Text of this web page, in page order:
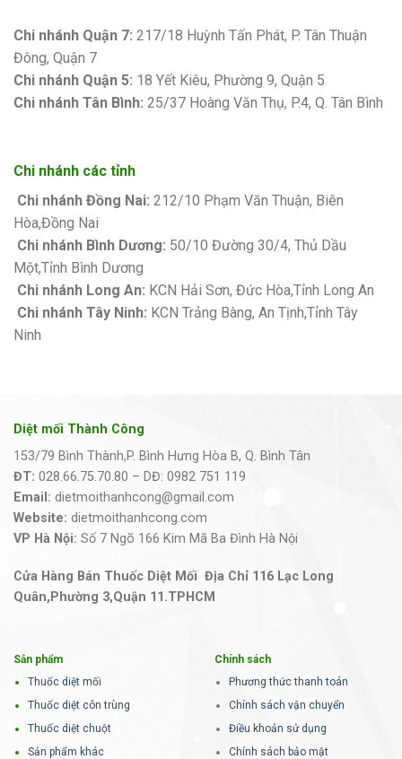
Chi nhánh Quận 7: 217/18 Huỳnh Tấn Phát, P. Tân Thuận
Đông, Quận 7
Chi nhánh Quận 5: 18 Yết Kiêu, Phường 9, Quận 5
Chi nhánh Tân Bình: 25/37 Hoàng Văn Thụ, P.4, Q. Tân Bình
Chi nhánh các tỉnh
Chi nhánh Đồng Nai: 212/10 Phạm Văn Thuận, Biên
Hòa,Đồng Nai
Chi nhánh Bình Dương: 50/10 Đường 30/4, Thủ Dầu
Một,Tỉnh Bình Dương
Chi nhánh Long An: KCN Hải Sơn, Đức Hòa,Tỉnh Long An
Chi nhánh Tây Ninh: KCN Trảng Bàng, An Tịnh,Tỉnh Tây
Ninh
Diệt mối Thành Công
153/79 Bình Thành,P. Bình Hưng Hòa B, Q. Bình Tân
ĐT: 028.66.75.70.80 – DĐ: 0982 751 119
Email: dietmoithanhcong@gmail.com
Website: dietmoithanhcong.com
VP Hà Nội: Số 7 Ngõ 166 Kim Mã Ba Đình Hà Nội
Cửa Hàng Bán Thuốc Diệt Mối Địa Chỉ 116 Lạc Long
Quân,Phường 3,Quận 11.TPHCM
Sản phẩm
Thuốc diệt mối
Thuốc diệt côn trùng
Thuốc diệt chuột
Sản phẩm khác
Chính sách
Phương thức thanh toán
Chính sách vận chuyển
Điều khoản sử dụng
Chính sách bảo mật